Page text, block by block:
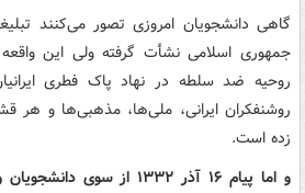
گاهی دانشجویان امروزی تصور می‌کنند
جمهوری اسلامی نشأت گرفته ولی این
روحیه ضد سلطه در نهاد پاک فطری
روشنفکران ایرانی، ملی‌ها، مذهبی‌ها و
زده است.
و اما پیام ۱۶ آذر ۱۳۳۲ از